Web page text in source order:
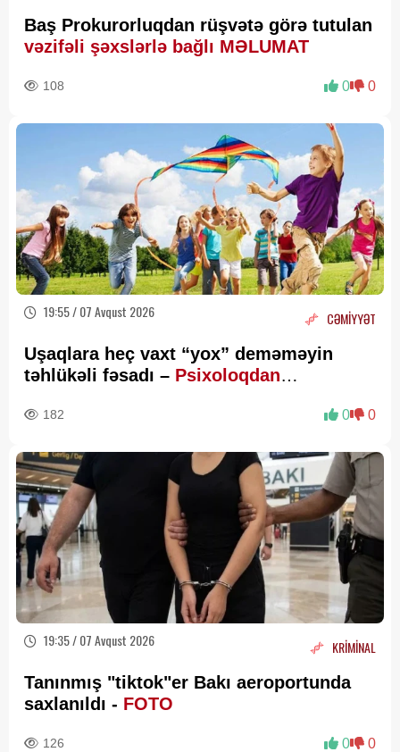
Baş Prokurorluqdan rüşvətə görə tutulan
vəzifəli şəxslərlə bağlı MƏLUMAT
108 0 0
19:55 / 07 Avqust 2026 CƏMİYYƏT
Uşaqlara heç vaxt “yox” deməməyin
təhlükəli fəsadı – Psixoloqdan
182 0 0
19:35 / 07 Avqust 2026 KRİMİNAL
Tanınmış "tiktok"er Bakı aeroportunda
saxlanıldı - FOTO
126 0 0